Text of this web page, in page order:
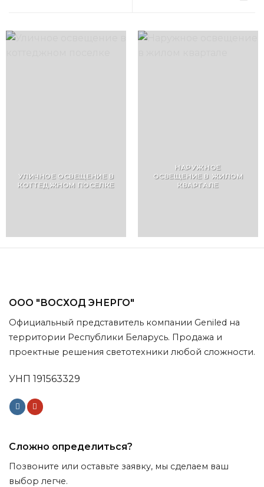
УЛИЧНОЕ ОСВЕЩЕНИЕ В
КОТТЕДЖНОМ ПОСЕЛКЕ
НАРУЖНОЕ
ОСВЕЩЕНИЕ В ЖИЛОМ
КВАРТАЛЕ
ООО "ВОСХОД ЭНЕРГО"
Официальный представитель компании Geniled на
территории Республики Беларусь. Продажа и
проектные решения светотехники любой сложности.
УНП 191563329
Сложно определиться?
Позвоните или оставьте заявку, мы сделаем ваш
выбор легче.